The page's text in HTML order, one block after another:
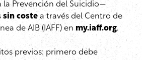
la Prevención del Suicidio—
sin coste a través del Centro de
de AIB (IAFF) en my.iaff.org.
previos: primero debe